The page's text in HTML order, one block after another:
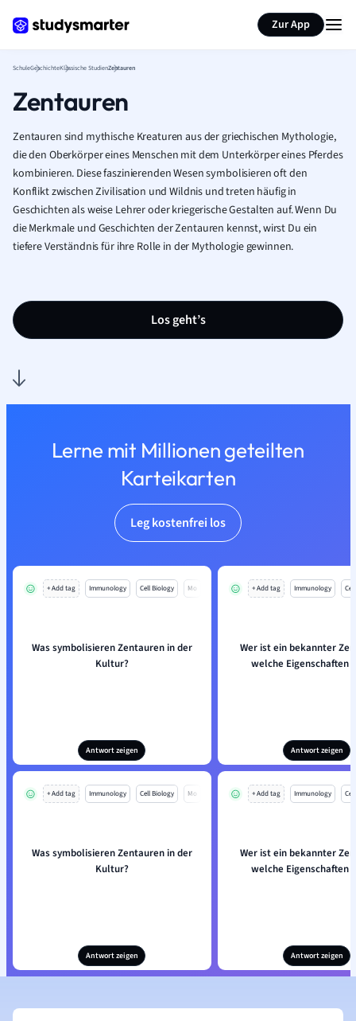
Zur App
SchuleGeschichteKlassische StudienZentauren
Zentauren
Zentauren sind mythische Kreaturen aus der griechischen Mythologie,
die den Oberkörper eines Menschen mit dem Unterkörper eines Pferdes
kombinieren. Diese faszinierenden Wesen symbolisieren oft den
Konflikt zwischen Zivilisation und Wildnis und treten häufig in
Geschichten als weise Lehrer oder kriegerische Gestalten auf. Wenn Du
die Merkmale und Geschichten der Zentauren kennst, wirst Du ein
tiefere Verständnis für ihre Rolle in der Mythologie gewinnen.
Los geht’s
Lerne mit Millionen geteilten
Karteikarten
Leg kostenfrei los
+ Add tag Immunology Cell Biology Mo
Was symbolisieren Zentauren in der
Kultur?
Antwort zeigen
+ Add tag Immunology
Wer ist ein bekannter
welche Eigenschaften
Antwort zeigen
+ Add tag Immunology Cell Biology Mo
Was symbolisieren Zentauren in der
Kultur?
Antwort zeigen
+ Add tag Immunology
Wer ist ein bekannter
welche Eigenschaften
Antwort zeigen
Seite zusammenfassen